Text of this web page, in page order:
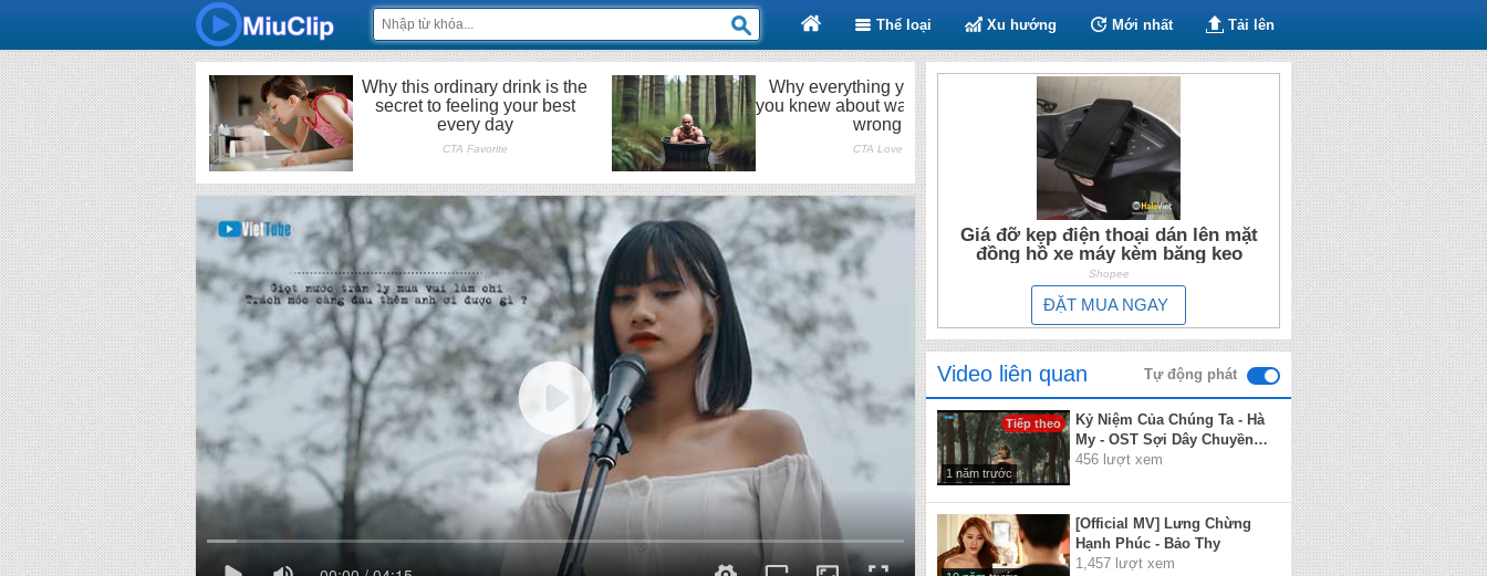
Thể loại Xu hướng Mới nhất Tải lên
Giá đỡ kẹp điện thoại dán lên mặt
đồng hồ xe máy kèm băng keo
Shopee
ĐẶT MUA NGAY
Video liên quan Tự động phát
Tiếp theo
1 năm trước
Kỷ Niệm Của Chúng Ta - Hà
My - OST Sợi Dây Chuyền
Định Mệnh - Nhạc Hoa Lời
456 lượt xem
[Official MV] Lưng Chừng
Hạnh Phúc - Bảo Thy
1,457 lượt xem